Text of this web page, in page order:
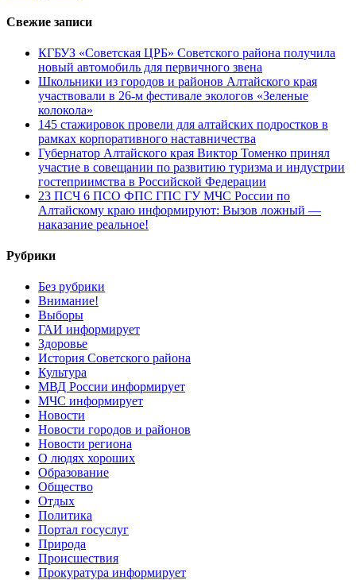
Свежие записи
КГБУЗ «Советская ЦРБ» Советского района получила
новый автомобиль для первичного звена
Школьники из городов и районов Алтайского края
участвовали в 26-м фестивале экологов «Зеленые
колокола»
145 стажировок провели для алтайских подростков в
рамках корпоративного наставничества
Губернатор Алтайского края Виктор Томенко принял
участие в совещании по развитию туризма и индустрии
гостеприимства в Российской Федерации
23 ПСЧ 6 ПСО ФПС ГПС ГУ МЧС России по
Алтайскому краю информируют: Вызов ложный —
наказание реальное!
Рубрики
Без рубрики
Внимание!
Выборы
ГАИ информирует
Здоровье
История Советского района
Культура
МВД России информирует
МЧС информирует
Новости
Новости городов и районов
Новости региона
О людях хороших
Образование
Общество
Отдых
Политика
Портал госуслуг
Природа
Происшествия
Прокуратура информирует